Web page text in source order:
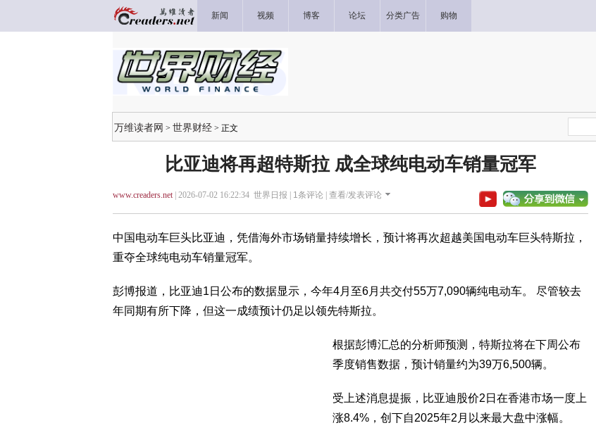
新闻 视频 博客 论坛 分类广告 购物
万维读者网 > 世界财经 > 正文
比亚迪将再超特斯拉 成全球纯电动车销量冠军
www.creaders.net| 2026-07-02 16:22:34 世界日报 | 1条评论 | 查看/发表评论
中国电动车巨头比亚迪，凭借海外市场销量持续增长，预计将再次超越美国电动车巨头特斯拉，
重夺全球纯电动车销量冠军。
彭博报道，比亚迪1日公布的数据显示，今年4月至6月共交付55万7,090辆纯电动车。 尽管较去
年同期有所下降，但这一成绩预计仍足以领先特斯拉。
根据彭博汇总的分析师预测，特斯拉将在下周公布
季度销售数据，预计销量约为39万6,500辆。
受上述消息提振，比亚迪股价2日在香港市场一度上
涨8.4%，创下自2025年2月以来最大盘中涨幅。